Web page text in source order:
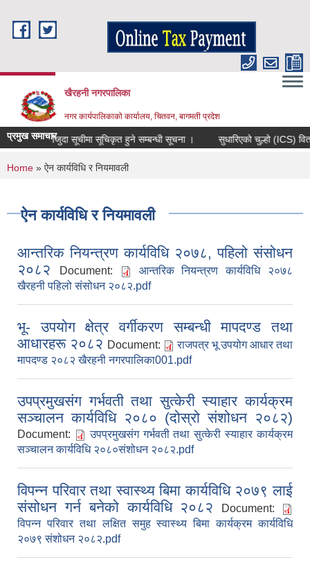
खैरहनी नगरपालिका
नगर कार्यपालिकाको कार्यालय, चितवन, बागमती प्रदेश
प्रमुख समाचारमौजुदा सूचीमा सूचिकृत हुने सम्बन्धी सूचना । सुधारिएको चुल्हो (ICS) वितरण
You are here
Home » ऐन कार्यविधि र नियमावली
ऐन कार्यविधि र नियमावली
आन्तरिक नियन्त्रण कार्यविधि २०७८, पहिलो संसोधन
२०८२
Document:
आन्तरिक नियन्त्रण कार्यविधि २०७८
खैरहनी पहिलो संसोधन २०८२.pdf
भू- उपयोग क्षेत्र वर्गीकरण सम्बन्धी मापदण्ड तथा
आधारहरू २०८२ Document:
राजपत्र भू उपयोग आधार तथा
मापदण्ड २०८२ खैरहनी नगरपालिका001.pdf
उपप्रमुखसंग गर्भवती तथा सुत्केरी स्याहार कार्यक्रम
सञ्चालन कार्यविधि २०८० (दोस्रो संशोधन २०८२)
Document:
उपप्रमुखसंग गर्भवती तथा सुत्केरी स्याहार कार्यक्रम
सञ्चालन कार्यविधि २०८०संशोधन २०८२.pdf
विपन्न परिवार तथा स्वास्थ्य बिमा कार्यविधि २०७९ लाई
संसोधन गर्न बनेको कार्यविधि २०८२
Document:
विपन्न परिवार तथा लक्षित समुह स्वास्थ्य बिमा कार्यक्रम कार्यविधि
२०७९ संशोधन २०८२.pdf